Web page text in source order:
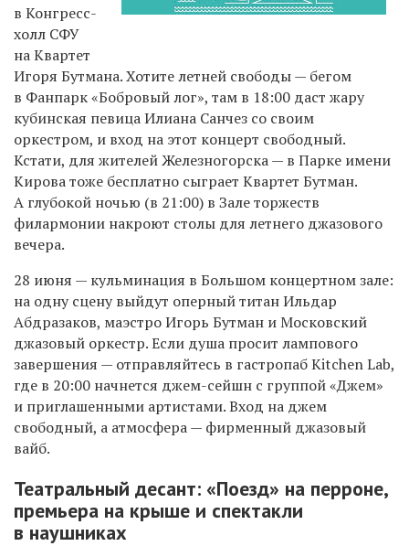
в Конгресс-
холл СФУ
на Квартет
Игоря Бутмана. Хотите летней свободы — бегом
в Фанпарк «Бобровый лог», там в 18:00 даст жару
кубинская певица Илиана Санчез со своим
оркестром, и вход на этот концерт свободный.
Кстати, для жителей Железногорска — в Парке имени
Кирова тоже бесплатно сыграет Квартет Бутман.
А глубокой ночью (в 21:00) в Зале торжеств
филармонии накроют столы для летнего джазового
вечера.
28 июня — кульминация в Большом концертном зале:
на одну сцену выйдут оперный титан Ильдар
Абдразаков, маэстро Игорь Бутман и Московский
джазовый оркестр. Если душа просит лампового
завершения — отправляйтесь в гастропаб Kitchen Lab,
где в 20:00 начнется джем-сейшн с группой «Джем»
и приглашенными артистами. Вход на джем
свободный, а атмосфера — фирменный джазовый
вайб.
Театральный десант: «Поезд» на перроне,
премьера на крыше и спектакли
в наушниках